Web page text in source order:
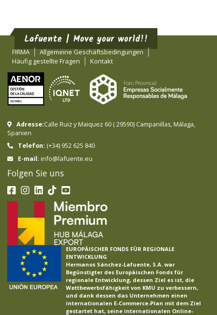
Lafuente | Move your world!!
FIRMA
Allgemeine Geschäftsbedingungen
Häufig gestellte Fragen
Kontakt
Adresse:Calle Ruiz y Maiquez 60 (29590) Campanillas, Málaga,
Spanien
Telefon: (+34) 952 625 840
E-mail: info@lafuente.eu
Folgen Sie uns
EUROPÄISCHER FONDS FÜR REGIONALE
ENTWICKLUNG
Hermanos Sánchez-Lafuente, S.A. war
Begünstigter des Europäischen Fonds für
regionale Entwicklung, dessen Ziel es ist, die
Wettbewerbsfähigkeit von KMU zu verbessern,
und dank dessen das Unternehmen einen
internationalen E-Commerce-Plan mit dem Ziel
gestartet hat, seine internationalen Online-